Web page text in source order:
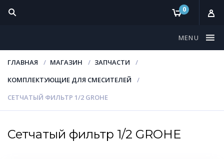
0
MENU
ГЛАВНАЯ МАГАЗИН
ЗАПЧАСТИ
КОМПЛЕКТУЮЩИЕ ДЛЯ СМЕСИТЕЛЕЙ
СЕТЧАТЫЙ ФИЛЬТР 1/2 GROHE
Сетчатый фильтр 1/2 GROHE